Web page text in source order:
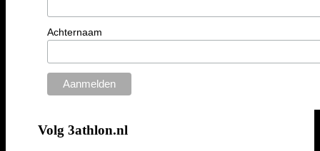
Achternaam
Volg 3athlon.nl